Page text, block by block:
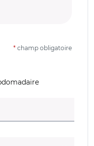
* champ obligatoire